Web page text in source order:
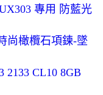
專用 防藍光
尚橄欖石項鍊-墜
2133 CL10 8GB